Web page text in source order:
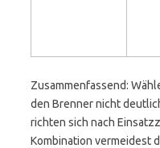
Zusammenfassend:
den Brenner nicht
richten sich nach
Kombination vermeidest